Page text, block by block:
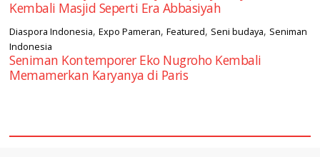
Kembali Masjid Seperti Era Abbasiyah
Diaspora Indonesia,Expo Pameran,Featured, Seni budaya, Seniman
Indonesia
Seniman Kontemporer Eko Nugroho Kembali
Memamerkan Karyanya di Paris